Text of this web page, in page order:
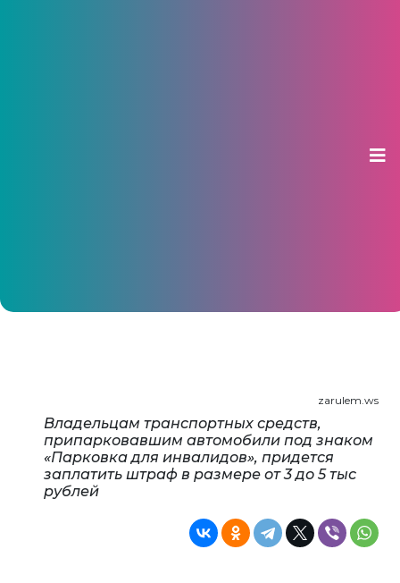
zarulem.ws
Владельцам транспортных средств,
припарковавшим автомобили под знаком
«Парковка для инвалидов», придется
заплатить штраф в размере от 3 до 5 тыс
рублей